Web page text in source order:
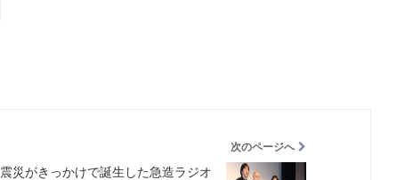
次のページへ
震災がきっかけで誕生した急造ラジオ